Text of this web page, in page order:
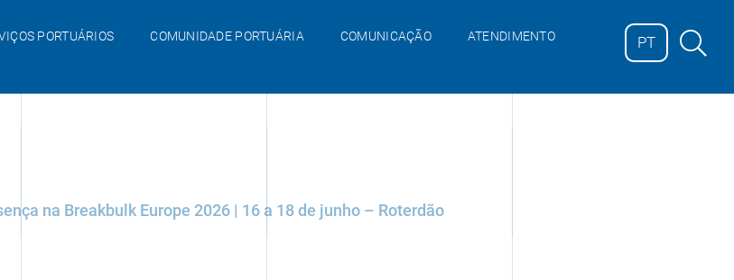
PORTUÁRIOS COMUNIDADE PORTUÁRIA COMUNICAÇÃO ATENDIMENTO PT
;
na Breakbulk Europe 2026 | 16 a 18 de junho – Roterdão